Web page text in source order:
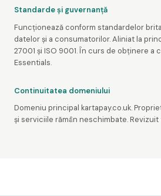
Standarde și guvernanță
Funcționează conform standardelor
datelor și a consumatorilor. Aliniat la
27001 și ISO 9001. În curs de obținere a
Essentials.
Continuitatea domeniului
Domeniu principal kartapay.co.uk.
și serviciile rămân neschimbate.